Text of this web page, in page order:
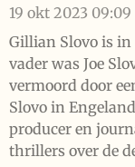
19 okt 2023 09:09
Gillian Slovo is in
vader was Joe
vermoord door
Slovo in
producer en
thrillers over de